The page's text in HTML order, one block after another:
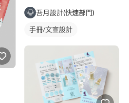
吾月設計(快速部門)
手冊/文宣設計